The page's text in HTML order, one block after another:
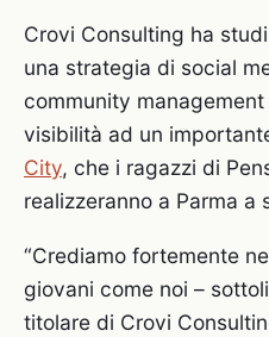
Crovi Consulting ha
una strategia di social
community
visibilità ad un
City, che i ragazzi di
realizzeranno a Parma a
“Crediamo fortemente
giovani come noi –
titolare di Crovi